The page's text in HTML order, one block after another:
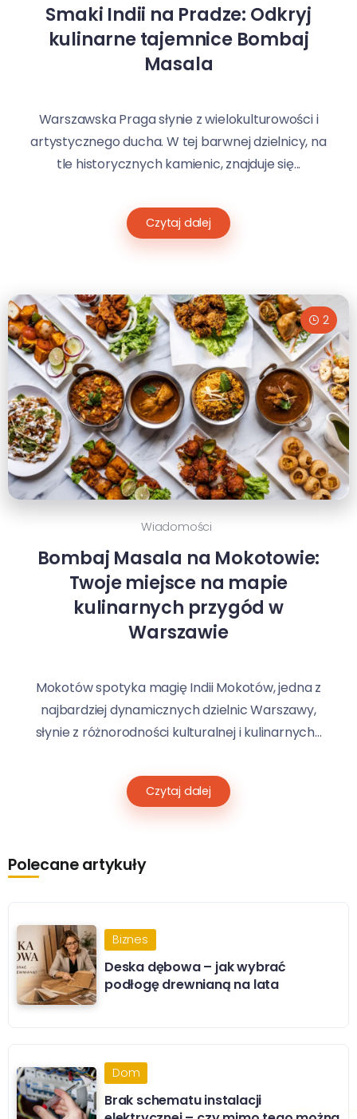
Smaki Indii na Pradze: Odkryj
kulinarne tajemnice Bombaj
Masala
Warszawska Praga słynie z wielokulturowości i
artystycznego ducha. W tej barwnej dzielnicy, na
tle historycznych kamienic, znajduje się...
Czytaj dalej
2
Wiadomości
Bombaj Masala na Mokotowie:
Twoje miejsce na mapie
kulinarnych przygód w
Warszawie
Mokotów spotyka magię Indii Mokotów, jedna z
najbardziej dynamicznych dzielnic Warszawy,
słynie z różnorodności kulturalnej i kulinarnych...
Czytaj dalej
Polecane artykuły
Biznes
Deska dębowa – jak wybrać
podłogę drewnianą na lata
Dom
Brak schematu instalacji